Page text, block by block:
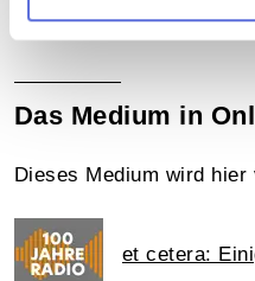
Das Medium in
Dieses Medium wird hier
et cetera: